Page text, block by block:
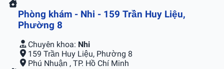
Phòng khám - Nhi - 159 Trần Huy Liệu,
Phường 8
Chuyên khoa: Nhi
159 Trần Huy Liệu, Phường 8
Phú Nhuận , TP. Hồ Chí Minh